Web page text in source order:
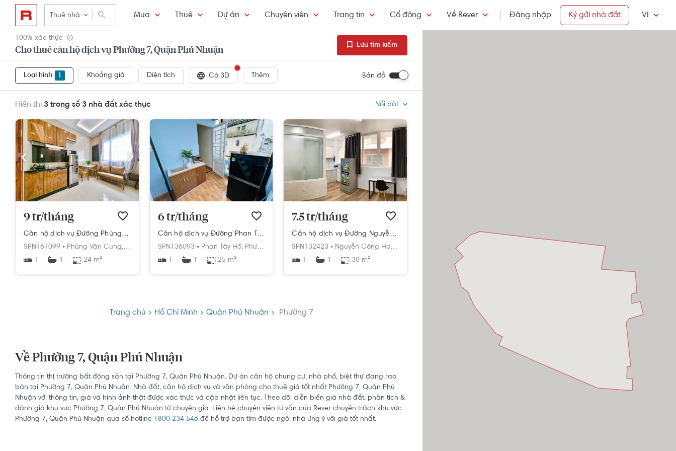
Thuê nhà Mua Thuê Dự án Chuyên viên Trang tin Cổ đông Về Rever Đăng nhập Ký gửi nhà đất VI
100% xác thực
Cho thuê căn hộ dịch vụ Phường 7, Quận Phú Nhuận
Lưu tìm kiếm
Loại hình Khoảng giá Diện tích Có 3D Thêm Bản đồ
Hiển thị 3 trong số 3 nhà đất xác thực Nổi bật
9 tr/tháng
Căn hộ dịch vụ Đường Phùng Văn Cung diện tích 24m²
SPN161099 • Phùng Văn Cung, Phường 7, Phú Nhuận, Hồ Chí Minh
1
24 m²
6 tr/tháng
Căn hộ dịch vụ Đường Phan Tây Hồ 1 tầng diện tích 25m² pháp lý sổ hồng
SPN136093 • Phan Tây Hồ, Phường 7, Phú Nhuận, Hồ Chí Minh
1
25 m²
7.5 tr/tháng
Căn hộ dịch vụ Đường Nguyễn Công Hoan diện tích 30m²
SPN132423 • Nguyễn Công Hoan, Phú Nhuận,
1
30 m²
Trang chủ Hồ Chí Minh Quận Phú Nhuận Phường 7
Về Phường 7, Quận Phú Nhuận
Thông tin thị trường bất động sản tại Phường 7, Quận Phú Nhuận. Dự án căn hộ chung cư, nhà phố, biệt thự đang rao
bán tại Phường 7, Quận Phú Nhuận. Nhà đất, căn hộ dịch vụ và văn phòng cho thuê giá tốt nhất Phường 7, Quận Phú
Nhuận với thông tin, giá và hình ảnh thật được xác thực và cập nhật liên tục. Theo dõi diễn biến giá nhà đất, phân tích &
đánh giá khu vực Phường 7, Quận Phú Nhuận từ chuyên gia. Liên hệ chuyên viên tư vấn của Rever chuyên trách khu vực
Phường 7, Quận Phú Nhuận qua số hotline 1800 234 546 để hỗ trợ bạn tìm được ngôi nhà ưng ý với giá tốt nhất.